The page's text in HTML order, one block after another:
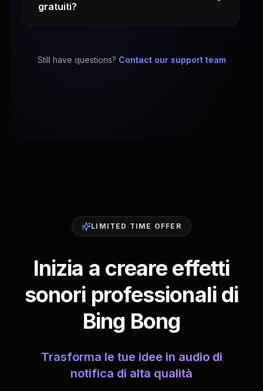
gratuiti?
Still have questions? Contact our support team
LIMITED TIME OFFER
Inizia a creare effetti
sonori professionali di
Bing Bong
Trasforma le tue idee in audio di
notifica di alta qualità